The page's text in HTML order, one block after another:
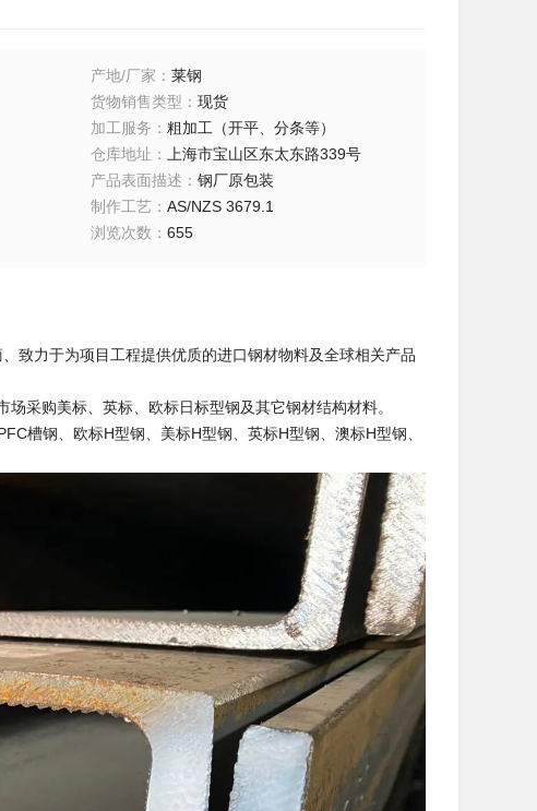
产地/厂家 ：莱钢
货物销售类型 ：现货
加工服务 ：粗加工（开平、分条等）
仓库地址 ：
上海市宝山区东太东路339号
产品表面描述 ：钢厂原包装
制作工艺 ：AS/NZS 3679.1
浏览次数 ：655
致力于为项目工程提供优质的进口钢材物料及全球相关产品
采购美标、英标、欧标日标型钢及其它钢材结构材料。
槽钢、欧标H型钢、美标H型钢、英标H型钢、澳标H型钢、